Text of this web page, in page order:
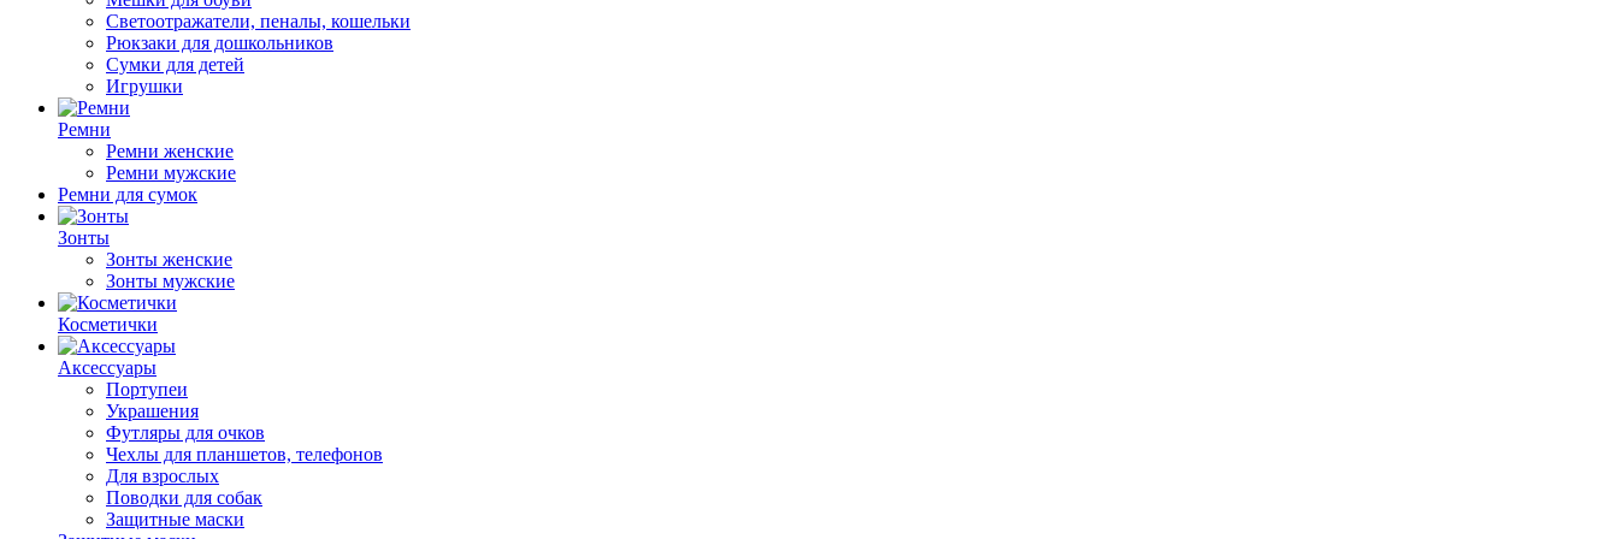
Светоотражатели, пеналы, кошельки
Рюкзаки для дошкольников
Сумки для детей
Игрушки
Ремни
Ремни женские
Ремни мужские
Ремни для сумок
Зонты
Зонты женские
Зонты мужские
Косметички
Аксессуары
Портупеи
Украшения
Футляры для очков
Чехлы для планшетов, телефонов
Для взрослых
Поводки для собак
Защитные маски